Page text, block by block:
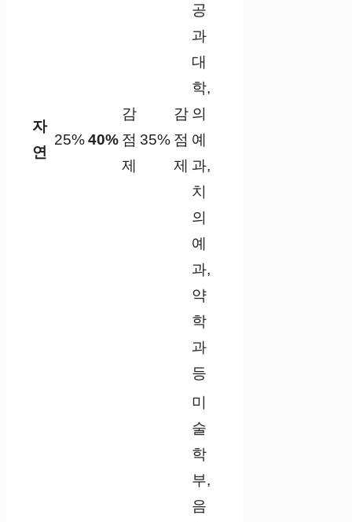
자
연
25%40%
감
점
제
35%
감
점
제
공
과
대
학,
의
예
과,
치
의
예
과,
약
학
과
등
미
술
학
부,
음